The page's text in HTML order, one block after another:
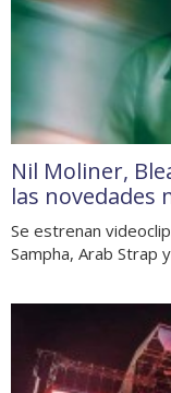
Nil Moliner,
las novedades
Se estrenan
Sampha, Arab Strap